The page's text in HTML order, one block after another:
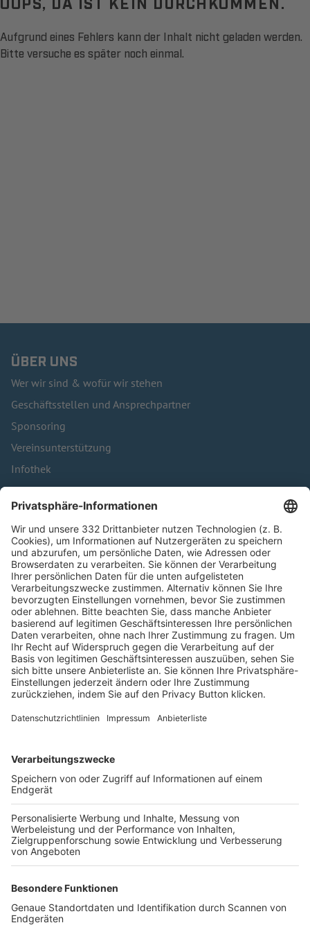
Aufgrund eines Fehlers kann der Inhalt nicht geladen werden.
Bitte versuche es später noch einmal.
ÜBER UNS
Wer wir sind & wofür wir stehen
Geschäftsstellen und Ansprechpartner
Sponsoring
Vereinsunterstützung
Infothek
Kontakt
HÄUFIG BESUCHTE SEITEN
Pässe und Vereinswechsel
Trainerausbildung
Schulungsangebot Vereinsmitarbeiter
BFV-Geschäftsstellen
Trainerbörse
Login SpielPlus
FOLGE DEM BFV
TOP-VEREINE
TOP-PARTNER